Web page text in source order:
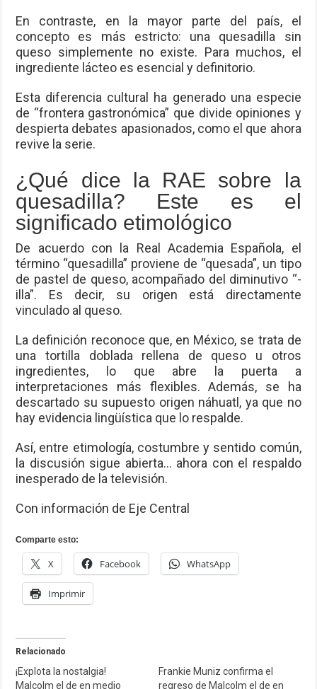
En contraste, en la mayor parte del país, el
concepto es más estricto: una quesadilla sin
queso simplemente no existe. Para muchos, el
ingrediente lácteo es esencial y definitorio.
Esta diferencia cultural ha generado una especie
de “frontera gastronómica” que divide opiniones y
despierta debates apasionados, como el que ahora
revive la serie.
¿Qué dice la RAE sobre la
quesadilla? Este es el
significado etimológico
De acuerdo con la Real Academia Española, el
término “quesadilla” proviene de “quesada”, un tipo
de pastel de queso, acompañado del diminutivo “-
illa”. Es decir, su origen está directamente
vinculado al queso.
La definición reconoce que, en México, se trata de
una tortilla doblada rellena de queso u otros
ingredientes, lo que abre la puerta a
interpretaciones más flexibles. Además, se ha
descartado su supuesto origen náhuatl, ya que no
hay evidencia lingüística que lo respalde.
Así, entre etimología, costumbre y sentido común,
la discusión sigue abierta… ahora con el respaldo
inesperado de la televisión.
Con información de Eje Central
Comparte esto:
X Facebook WhatsApp
Imprimir
Relacionado
¡Explota la nostalgia!
Malcolm el de en medio
Frankie Muniz confirma el
regreso de Malcolm el de en